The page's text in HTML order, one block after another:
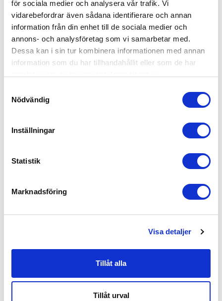
för sociala medier och analysera vår trafik. Vi
vidarebefordrar även sådana identifierare och annan
information från din enhet till de sociala medier och
annons- och analysföretag som vi samarbetar med.
Dessa kan i sin tur kombinera informationen med annan
information som du har tillhandahållit eller som de har
Nödvändig
Inställningar
Statistik
Marknadsföring
Visa detaljer
Tillåt alla
Tillåt urval
Riktigt skön och snygg! Jag har lite mage än men den sitter
fint ändå. Tränar alltid i denna på gymmet med en
träningsbh under. Blir inte för varm. Skulle dock säga att
färgen är lite mer grå än beige i verkligheten. Välj en
storlek större än vanligt... Lue lisää
Näytä lisää
0
Sanne L.🇸🇪